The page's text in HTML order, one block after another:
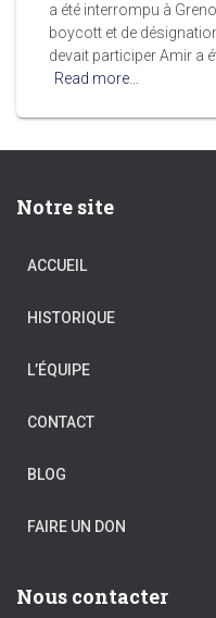
a été interrompu à
boycott et de
devait participer Amir a
Read more…
Notre site
ACCUEIL
HISTORIQUE
L’ÉQUIPE
CONTACT
BLOG
FAIRE UN DON
Nous contacter